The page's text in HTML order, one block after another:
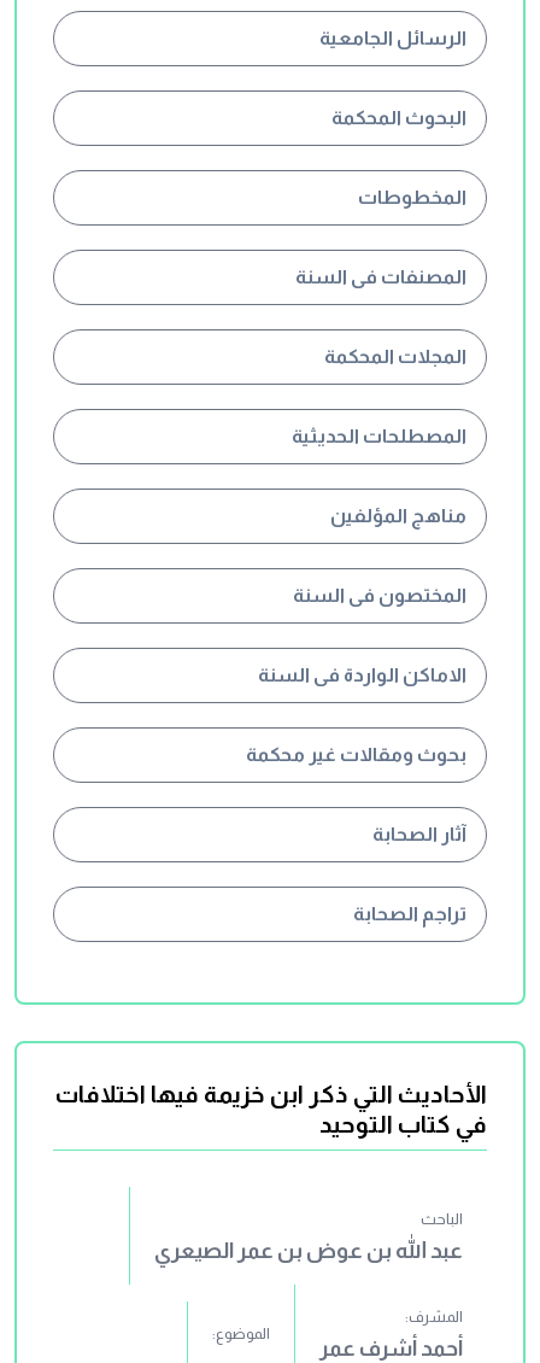
الرسائل الجامعية
البحوث المحكمة
المخطوطات
المصنفات فى السنة
المجلات المحكمة
المصطلحات الحديثية
مناهج المؤلفين
المختصون فى السنة
الاماكن الواردة فى السنة
بحوث ومقالات غير محكمة
آثار الصحابة
تراجم الصحابة
الأحاديث التي ذكر ابن خزيمة فيها اختلافات
في كتاب التوحيد
الباحث
عبد الله بن عوض بن عمر الصيعري
المشرف:
أحمد أشرف عمر
الموضوع: